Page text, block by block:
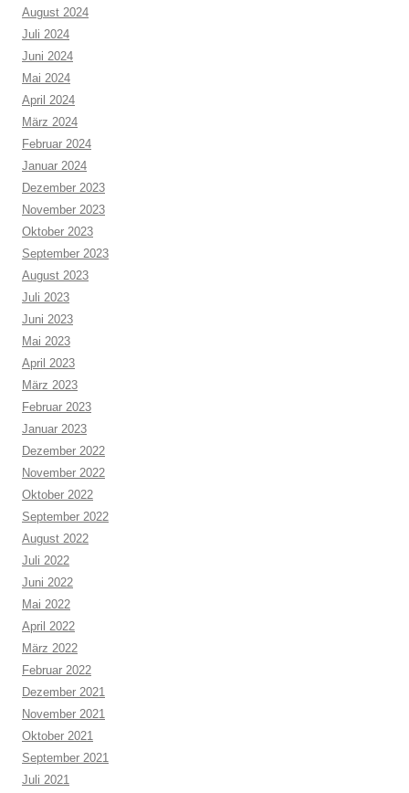
August 2024
Juli 2024
Juni 2024
Mai 2024
April 2024
März 2024
Februar 2024
Januar 2024
Dezember 2023
November 2023
Oktober 2023
September 2023
August 2023
Juli 2023
Juni 2023
Mai 2023
April 2023
März 2023
Februar 2023
Januar 2023
Dezember 2022
November 2022
Oktober 2022
September 2022
August 2022
Juli 2022
Juni 2022
Mai 2022
April 2022
März 2022
Februar 2022
Dezember 2021
November 2021
Oktober 2021
September 2021
Juli 2021